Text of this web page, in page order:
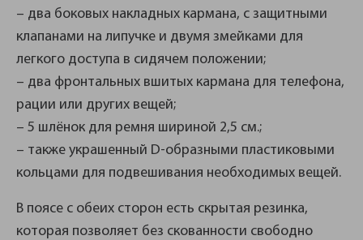
– два боковых накладных кармана, с защитными
клапанами на липучке и двумя змейками для
легкого доступа в сидячем положении;
– два фронтальных вшитых кармана для телефона,
рации или других вещей;
– 5 шлёнок для ремня шириной 2,5 см.;
– также украшенный D-образными пластиковыми
кольцами для подвешивания необходимых вещей.
В поясе с обеих сторон есть скрытая резинка,
которая позволяет без скованности свободно